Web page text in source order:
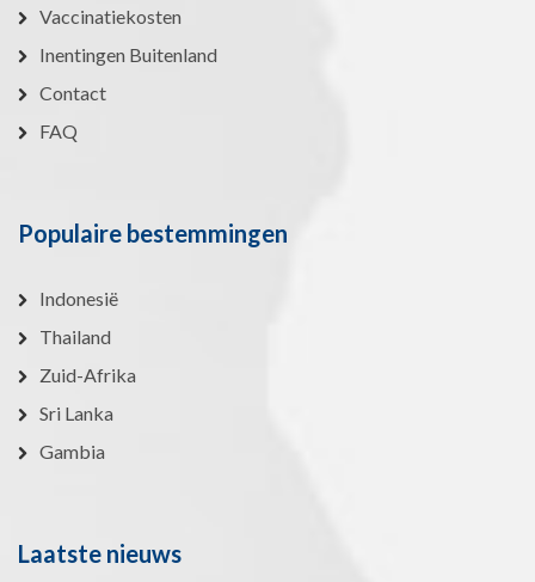
Vaccinatiekosten
Inentingen Buitenland
Contact
FAQ
Populaire bestemmingen
Indonesië
Thailand
Zuid-Afrika
Sri Lanka
Gambia
Laatste nieuws